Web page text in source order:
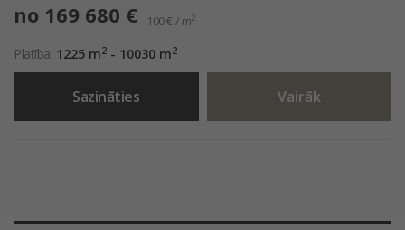
no 169 680 € 100 € / m2
Platība: 1225 m2- 10030 m2
Sazināties Vairāk